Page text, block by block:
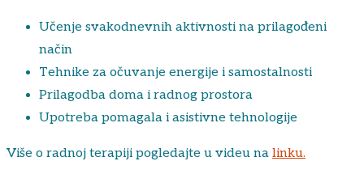
Učenje svakodnevnih aktivnosti na prilagođeni
način
Tehnike za očuvanje energije i samostalnosti
Prilagodba doma i radnog prostora
Upotreba pomagala i asistivne tehnologije
Više o radnoj terapiji pogledajte u videu na linku.